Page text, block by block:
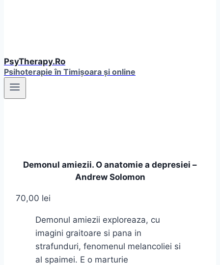
PsyTherapy.Ro
Psihoterapie în Timişoara și online
Demonul amiezii. O anatomie a depresiei –
Andrew Solomon
70,00 lei
Demonul amiezii exploreaza, cu
imagini graitoare si pana in
strafunduri, fenomenul melancoliei si
al spaimei. E o marturie